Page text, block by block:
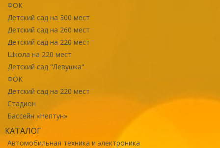
ФОК
Детский сад на 300 мест
Детский сад на 260 мест
Детский сад на 220 мест
Школа на 220 мест
Детский сад "Левушка"
ФОК
Детский сад на 220 мест
Стадион
Бассейн «Нептун»
КАТАЛОГ
Автомобильная техника и электроника